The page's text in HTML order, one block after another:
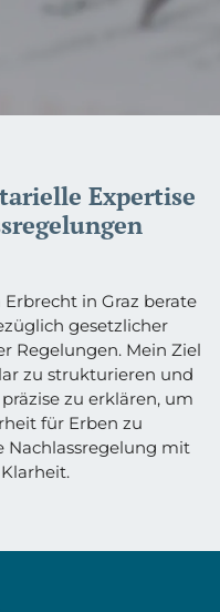
Expertise
in Graz berate
gesetzlicher
Regelungen. Mein Ziel
zu strukturieren und
zu erklären, um
für Erben zu
Nachlassregelung mit